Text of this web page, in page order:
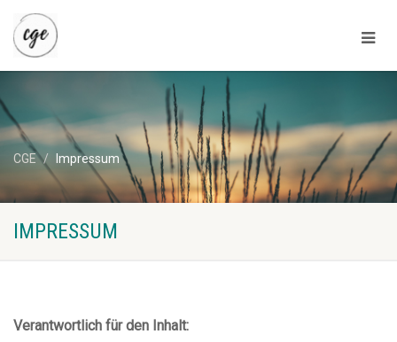
CGE Impressum
IMPRESSUM
Verantwortlich für den Inhalt: